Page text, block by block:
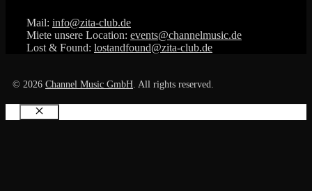
Mail: info@zita-club.de
Miete unsere Location: events@channelmusic.de
Lost & Found: lostandfound@zita-club.de
© 2026 Channel Music GmbH . All rights reserved.
Schließen